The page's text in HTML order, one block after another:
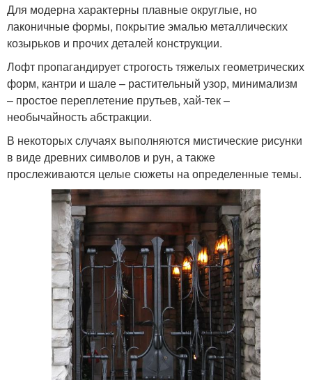
Для модерна характерны плавные округлые, но
лаконичные формы, покрытие эмалью металлических
козырьков и прочих деталей конструкции.
Лофт пропагандирует строгость тяжелых геометрических
форм, кантри и шале – растительный узор, минимализм
– простое переплетение прутьев, хай-тек –
необычайность абстракции.
В некоторых случаях выполняются мистические рисунки
в виде древних символов и рун, а также
прослеживаются целые сюжеты на определенные темы.